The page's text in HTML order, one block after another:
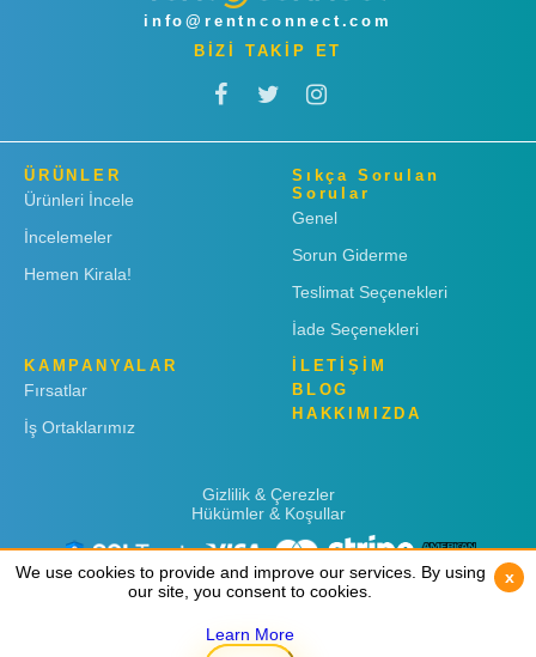
info@rentnconnect.com
BİZİ TAKİP ET
ÜRÜNLER
Ürünleri İncele
İncelemeler
Hemen Kirala!
Sıkça Sorulan
Sorular
Genel
Sorun Giderme
Teslimat Seçenekleri
İade Seçenekleri
KAMPANYALAR
Fırsatlar
İş Ortaklarımız
İLETİŞİM
BLOG
HAKKIMIZDA
Gizlilik & Çerezler
Hükümler & Koşullar
We use cookies to provide and improve our services. By using
our site, you consent to cookies.
Learn More
x
We use cookies to provide and improve our services. By using
our site, you consent to cookies.
Learn More
x